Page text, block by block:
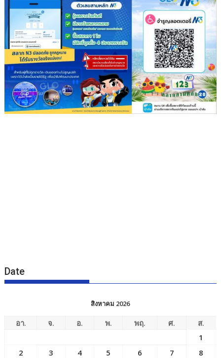
Date
สิงหาคม 2026
อา. จ. อ. พ. พฤ. ศ.
ส.
1
2
3 4 5 6 7
8